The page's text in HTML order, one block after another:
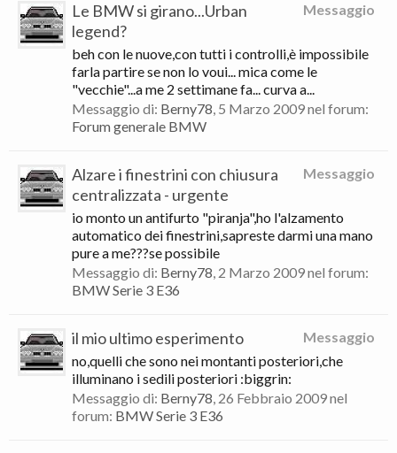
Messaggio
Le BMW si girano...Urban
legend?
beh con le nuove,con tutti i controlli,è impossibile
farla partire se non lo voui... mica come le
"vecchie"...a me 2 settimane fa... curva a...
Messaggio di: Berny78, 5 Marzo 2009nel forum:
Forum generale BMW
Messaggio
Alzare i finestrini con chiusura
centralizzata - urgente
io monto un antifurto "piranja",ho l'alzamento
automatico dei finestrini,sapreste darmi una mano
pure a me???se possibile
Messaggio di: Berny78, 2 Marzo 2009nel forum:
BMW Serie 3 E36
Messaggio
il mio ultimo esperimento
no,quelli che sono nei montanti posteriori,che
illuminano i sedili posteriori :biggrin:
Messaggio di: Berny78, 26 Febbraio 2009nel
forum: BMW Serie 3 E36